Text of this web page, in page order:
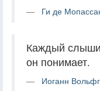
Ги де
Каждый
он понимает.
Иоганн